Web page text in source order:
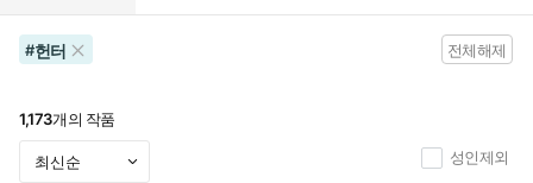
#헌터 전체해제
1,173개의 작품
성인제외